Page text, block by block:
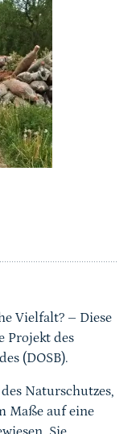
Vielfalt? – Diese
Projekt des
(DOSB).
Naturschutzes,
Maße auf eine